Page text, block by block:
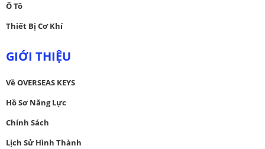
Ô Tô
Thiết Bị Cơ Khí
GIỚI THIỆU
Về OVERSEAS KEYS
Hồ Sơ Năng Lực
Chính Sách
Lịch Sử Hình Thành